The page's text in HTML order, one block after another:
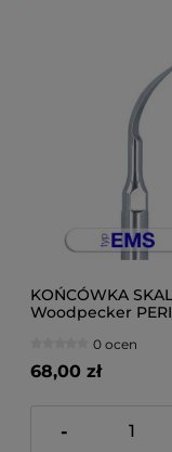
KOŃCÓWKA
Woodpecker
0 ocen
68,00 zł
-